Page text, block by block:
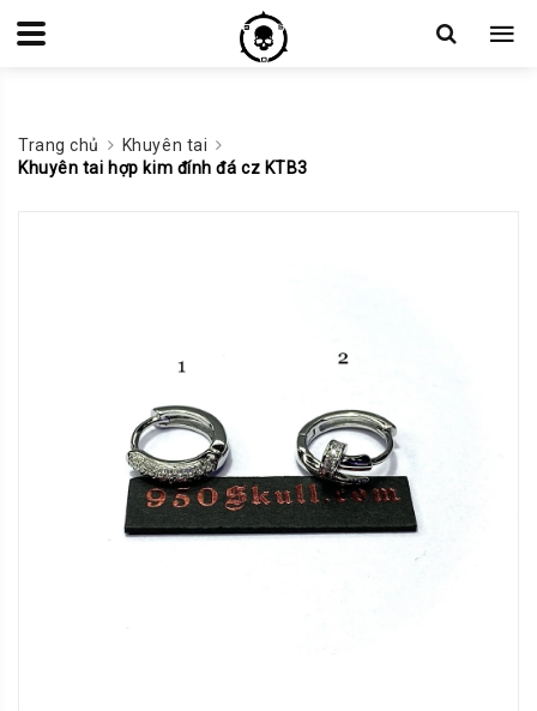
Trang chủ
Khuyên tai
Khuyên tai hợp kim đính đá cz KTB3